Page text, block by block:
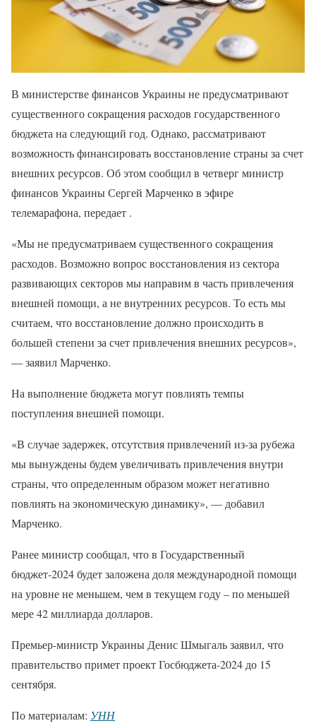
В министерстве финансов Украины не предусматривают
существенного сокращения расходов государственного
бюджета на следующий год. Однако, рассматривают
возможность финансировать восстановление страны за счет
внешних ресурсов. Об этом сообщил в четверг министр
финансов Украины Сергей Марченко в эфире
телемарафона, передает .
«Мы не предусматриваем существенного сокращения
расходов. Возможно вопрос восстановления из сектора
развивающих секторов мы направим в часть привлечения
внешней помощи, а не внутренних ресурсов. То есть мы
считаем, что восстановление должно происходить в
большей степени за счет привлечения внешних ресурсов»,
— заявил Марченко.
На выполнение бюджета могут повлиять темпы
поступления внешней помощи.
«В случае задержек, отсутствия привлечений из-за рубежа
мы вынуждены будем увеличивать привлечения внутри
страны, что определенным образом может негативно
повлиять на экономическую динамику», — добавил
Марченко.
Ранее министр сообщал, что в Государственный
бюджет-2024 будет заложена доля международной помощи
на уровне не меньшем, чем в текущем году – по меньшей
мере 42 миллиарда долларов.
Премьер-министр Украины Денис Шмыгаль заявил, что
правительство примет проект Госбюджета-2024 до 15
сентября.
По материалам: УНН